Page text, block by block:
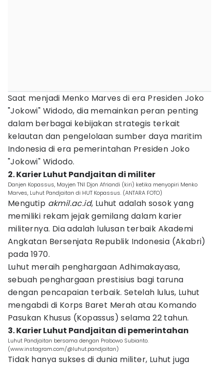
Saat menjadi Menko Marves di era Presiden Joko
"Jokowi" Widodo, dia memainkan peran penting
dalam berbagai kebijakan strategis terkait
kelautan dan pengelolaan sumber daya maritim
Indonesia di era pemerintahan Presiden Joko
"Jokowi" Widodo.
2. Karier Luhut Pandjaitan di militer
Danjen Kopassus, Mayjen TNI Djon Afriandi (kiri) ketika menyopiri Menko
Marves, Luhut Pandjaitan di HUT Kopassus. (ANTARA FOTO)
Mengutip akmil.ac.id, Luhut adalah sosok yang
memiliki rekam jejak gemilang dalam karier
militernya. Dia adalah lulusan terbaik Akademi
Angkatan Bersenjata Republik Indonesia (Akabri)
pada 1970.
Luhut meraih penghargaan Adhimakayasa,
sebuah penghargaan prestisius bagi taruna
dengan pencapaian terbaik. Setelah lulus, Luhut
mengabdi di Korps Baret Merah atau Komando
Pasukan Khusus (Kopassus) selama 22 tahun.
3. Karier Luhut Pandjaitan di pemerintahan
Luhut Pandjaitan bersama dengan Prabowo Subianto.
(www.instagram.com/@luhut.pandjaitan)
Tidak hanya sukses di dunia militer, Luhut juga